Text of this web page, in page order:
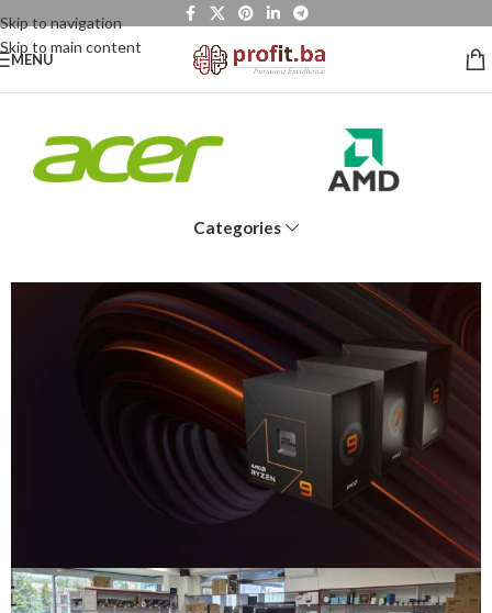
Skip to navigation
Skip to main content
MENU
Categories